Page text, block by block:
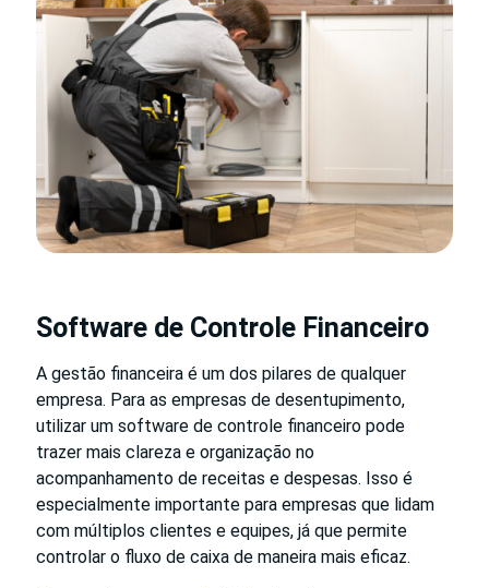
Software de Controle Financeiro
A gestão financeira é um dos pilares de qualquer
empresa. Para as empresas de desentupimento,
utilizar um software de controle financeiro pode
trazer mais clareza e organização no
acompanhamento de receitas e despesas. Isso é
especialmente importante para empresas que lidam
com múltiplos clientes e equipes, já que permite
controlar o fluxo de caixa de maneira mais eficaz.